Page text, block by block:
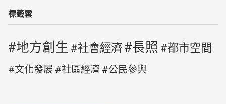
標籤雲
地方創生 社會經濟 長照 都市空間
文化發展 社區經濟 公民參與